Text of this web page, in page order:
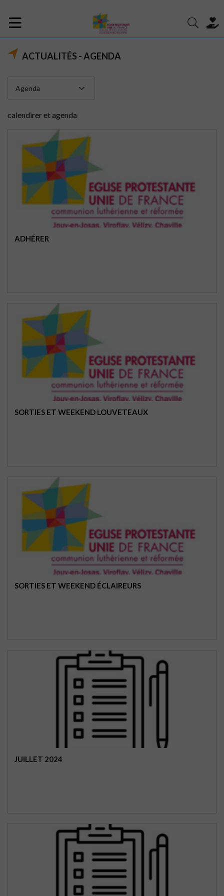
ACTUALITÉS - AGENDA
calendirer et agenda
ADHÉRER
SORTIES ET WEEKEND LOUVETEAUX
SORTIES ET WEEKEND ÉCLAIREURS
JUILLET 2024